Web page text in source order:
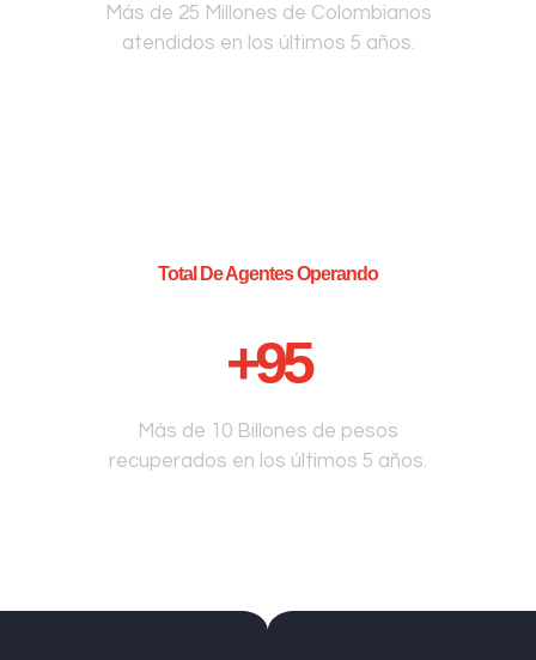
Más de 25 Millones de Colombianos
atendidos en los últimos 5 años.
Total De Agentes Operando
+95
Más de 10 Billones de pesos
recuperados en los últimos 5 años.